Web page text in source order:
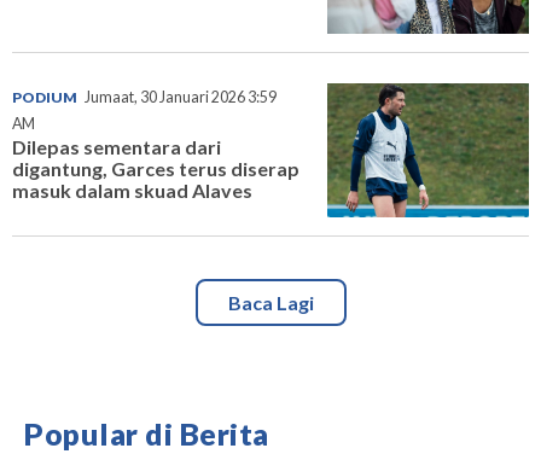
PODIUM Jumaat, 30 Januari 2026 3:59
AM
Dilepas sementara dari
digantung, Garces terus diserap
masuk dalam skuad Alaves
Baca Lagi
Popular di Berita